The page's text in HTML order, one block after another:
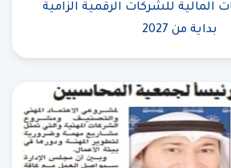
المالية للشركات الرقمية الزامية
بداية من 2027